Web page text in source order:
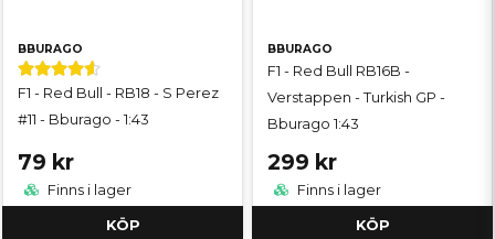
BBURAGO
F1 - Red Bull - RB18 - S Perez
#11 - Bburago - 1:43
79 kr
Finns i lager
KÖP
BBURAGO
F1 - Red Bull RB16B -
Verstappen - Turkish GP -
Bburago 1:43
299 kr
Finns i lager
KÖP